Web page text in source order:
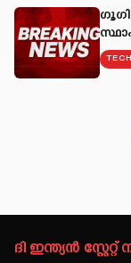
ദി ഇന്ത്യൻ